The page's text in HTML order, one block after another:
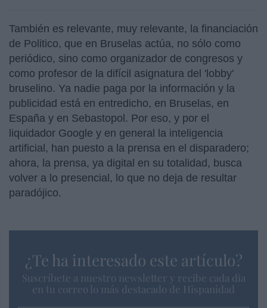
También es relevante, muy relevante, la financiación
de Politico, que en Bruselas actúa, no sólo como
periódico, sino como organizador de congresos y
como profesor de la difícil asignatura del 'lobby'
bruselino. Ya nadie paga por la información y la
publicidad está en entredicho, en Bruselas, en
España y en Sebastopol. Por eso, y por el
liquidador Google y en general la inteligencia
artificial, han puesto a la prensa en el disparadero;
ahora, la prensa, ya digital en su totalidad, busca
volver a lo presencial, lo que no deja de resultar
paradójico.
¿Te ha interesado este artículo?
Suscríbete a nuestro newsletter y recibe cada dia
en tu correo lo más destacado de Hispanidad